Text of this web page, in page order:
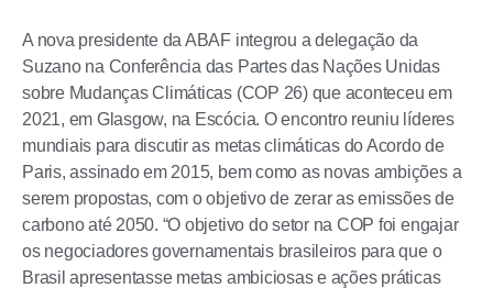
A nova presidente da ABAF integrou a delegação da
Suzano na Conferência das Partes das Nações Unidas
sobre Mudanças Climáticas (COP 26) que aconteceu em
2021, em Glasgow, na Escócia. O encontro reuniu líderes
mundiais para discutir as metas climáticas do Acordo de
Paris, assinado em 2015, bem como as novas ambições a
serem propostas, com o objetivo de zerar as emissões de
carbono até 2050. “O objetivo do setor na COP foi engajar
os negociadores governamentais brasileiros para que o
Brasil apresentasse metas ambiciosas e ações práticas